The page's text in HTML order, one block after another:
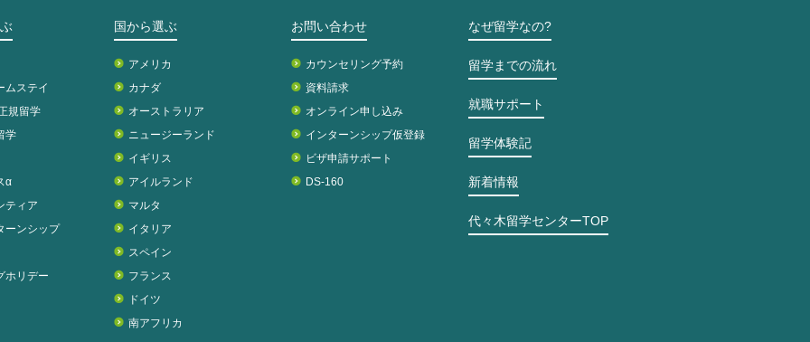
ムステイ
規留学
学
α
ティア
ーンシップ
ホリデー
国から選ぶ
アメリカ
カナダ
オーストラリア
ニュージーランド
イギリス
アイルランド
マルタ
イタリア
スペイン
フランス
ドイツ
南アフリカ
お問い合わせ
カウンセリング予約
資料請求
オンライン申し込み
インターンシップ仮登録
ビザ申請サポート
DS-160
なぜ留学なの?
留学までの流れ
就職サポート
留学体験記
新着情報
代々木留学センターTOP